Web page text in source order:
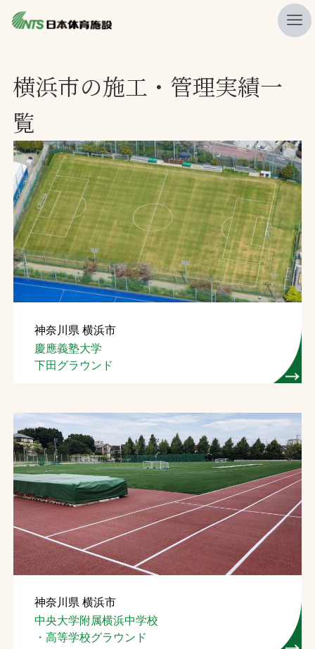
ニュース
プレスリリース
レポート
製品・サービス一覧
施工・管理実績一覧
会社概要
採用情報
検索
お問合せ
プライバシーポリシー
ソーシャルメディアポリシー
文字の見えづらさや操作にお困りの方へ
横浜市の施工・管理実績一
覧
神奈川県 横浜市
慶應義塾大学
下田グラウンド
神奈川県 横浜市
中央大学附属横浜中学校
・高等学校グラウンド